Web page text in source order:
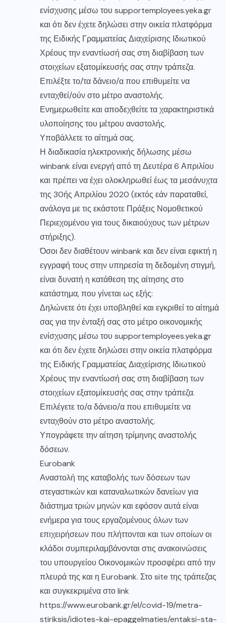
ενίσχυσης μέσω του supportemployees.yeka.gr
και ότι δεν έχετε δηλώσει στην οικεία πλατφόρμα
της Ειδικής Γραμματείας Διαχείρισης Ιδιωτικού
Χρέους την εναντίωσή σας στη διαβίβαση των
στοιχείων εξατομίκευσής σας στην τράπεζα.
Επιλέξτε το/τα δάνειο/α που επιθυμείτε να
ενταχθεί/ούν στο μέτρο αναστολής.
Ενημερωθείτε και αποδεχθείτε τα χαρακτηριστικά
υλοποίησης του μέτρου αναστολής.
Υποβάλλετε το αίτημά σας.
Η διαδικασία ηλεκτρονικής δήλωσης μέσω
winbank είναι ενεργή από τη Δευτέρα 6 Απριλίου
και πρέπει να έχει ολοκληρωθεί έως τα μεσάνυχτα
της 30ής Απριλίου 2020 (εκτός εάν παραταθεί,
ανάλογα με τις εκάστοτε Πράξεις Νομοθετικού
Περιεχομένου για τους δικαιούχους των μέτρων
στήριξης).
Όσοι δεν διαθέτουν winbank και δεν είναι εφικτή η
εγγραφή τους στην υπηρεσία τη δεδομένη στιγμή,
είναι δυνατή η κατάθεση της αίτησης στο
κατάστημα, που γίνεται ως εξής:
Δηλώνετε ότι έχει υποβληθεί και εγκριθεί το αίτημά
σας για την ένταξή σας στο μέτρο οικονομικής
ενίσχυσης μέσω του supportemployees.yeka.gr
και ότι δεν έχετε δηλώσει στην οικεία πλατφόρμα
της Ειδικής Γραμματείας Διαχείρισης Ιδιωτικού
Χρέους την εναντίωσή σας στη διαβίβαση των
στοιχείων εξατομίκευσής σας στην τράπεζα.
Επιλέγετε το/α δάνειο/α που επιθυμείτε να
ενταχθούν στο μέτρο αναστολής.
Υπογράφετε την αίτηση τρίμηνης αναστολής
δόσεων.
Eurobank
Αναστολή της καταβολής των δόσεων των
στεγαστικών και καταναλωτικών δανείων για
διάστημα τριών μηνών και εφόσον αυτά είναι
ενήμερα για τους εργαζομένους όλων των
επιχειρήσεων που πλήττονται και των οποίων οι
κλάδοι συμπεριλαμβάνονται στις ανακοινώσεις
του υπουργείου Οικονομικών προσφέρει από την
πλευρά της και η Eurobank. Στο site της τράπεζας
και συγκεκριμένα στο link
https://www.eurobank.gr/el/covid-19/metra-
stiriksis/idiotes-kai-epaggelmaties/entaksi-sta-